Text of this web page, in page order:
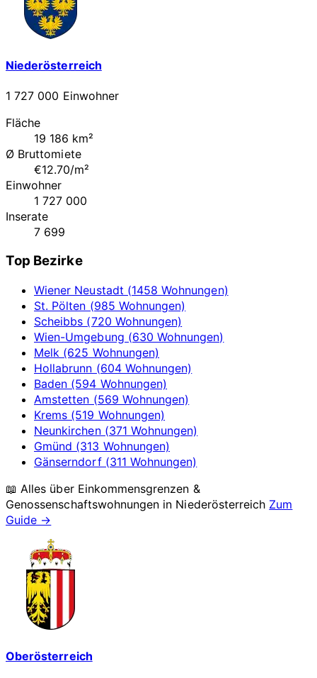
Niederösterreich
1 727 000 Einwohner
Fläche
19 186 km²
Ø Bruttomiete
€12.70/m²
Einwohner
1 727 000
Inserate
7 699
Top Bezirke
Wiener Neustadt (1458 Wohnungen)
St. Pölten (985 Wohnungen)
Scheibbs (720 Wohnungen)
Wien-Umgebung (630 Wohnungen)
Melk (625 Wohnungen)
Hollabrunn (604 Wohnungen)
Baden (594 Wohnungen)
Amstetten (569 Wohnungen)
Krems (519 Wohnungen)
Neunkirchen (371 Wohnungen)
Gmünd (313 Wohnungen)
Gänserndorf (311 Wohnungen)
📖 Alles über Einkommensgrenzen &
Genossenschaftswohnungen in Niederösterreich Zum
Guide →
Oberösterreich